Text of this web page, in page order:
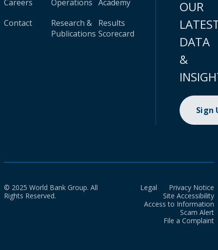
Careers
Contact
Operations
Research &
Publications
Academy
Results
Scorecard
OUR
DATA
&
Sign
© 2025 World Bank Group. All
Rights Reserved.
Legal
Privacy Notice
Site Accessibility
Access to Information
Scam Alert
File a Complaint